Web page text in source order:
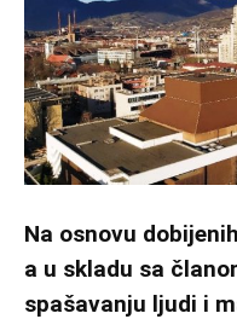
Na osnovu
a u skladu sa
spašavanju ljudi i